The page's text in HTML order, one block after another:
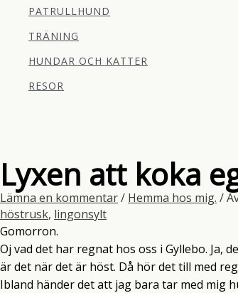
PATRULLHUND
TRÄNING
HUNDAR OCH KATTER
RESOR
Lyxen att koka
Lämna en kommentar/ Hemma hos mig. /
höstrusk, lingonsylt
Gomorron.
Oj vad det har regnat hos oss i Gyllebo. Ja,
är det när det är höst. Då hör det till med
Ibland händer det att jag bara tar med mig